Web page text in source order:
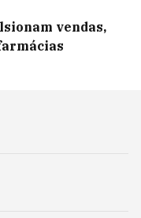
vendas,